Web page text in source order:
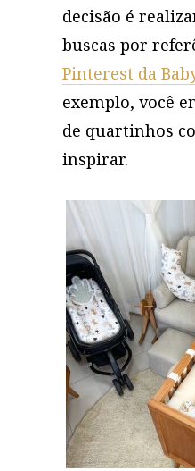
decisão é
buscas por
Pinterest da
exemplo, você
de quartinhos
inspirar.